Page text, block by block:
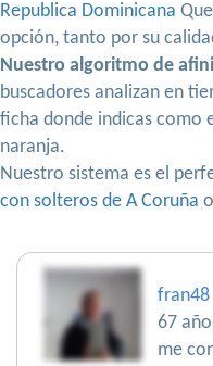
Republica Dominicana
opción, tanto por su
Nuestro algoritmo de
buscadores analizan en
ficha donde indicas como
naranja.
Nuestro sistema es el
con solteros de A Coruña
fran48
67
me